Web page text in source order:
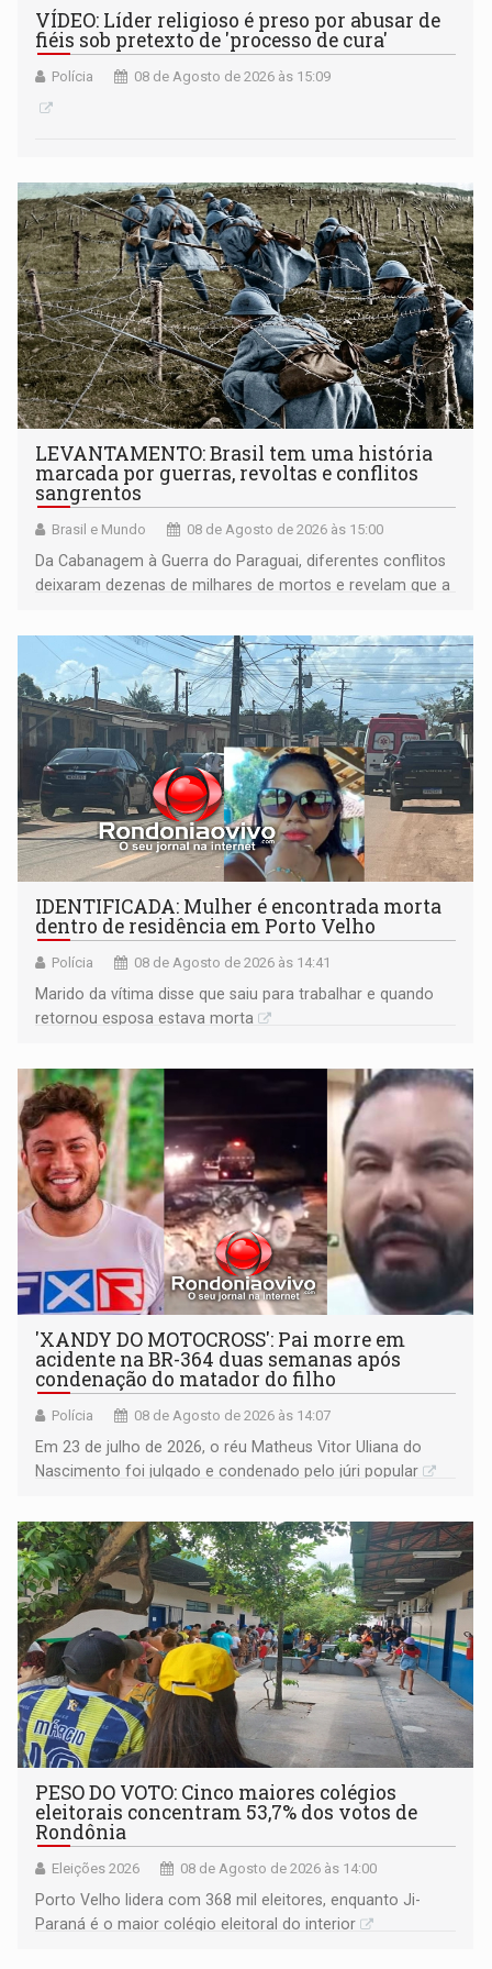
VÍDEO: Líder religioso é preso por abusar de
fiéis sob pretexto de 'processo de cura'
Polícia 08 de Agosto de 2026 às 15:09
LEVANTAMENTO: Brasil tem uma história
marcada por guerras, revoltas e conflitos
sangrentos
Brasil e Mundo 08 de Agosto de 2026 às 15:00
Da Cabanagem à Guerra do Paraguai, diferentes conflitos
deixaram dezenas de milhares de mortos e revelam que a
territoriais e sociais
IDENTIFICADA: Mulher é encontrada morta
dentro de residência em Porto Velho
Polícia 08 de Agosto de 2026 às 14:41
Marido da vítima disse que saiu para trabalhar e quando
retornou esposa estava morta
'XANDY DO MOTOCROSS': Pai morre em
acidente na BR-364 duas semanas após
condenação do matador do filho
Polícia 08 de Agosto de 2026 às 14:07
Em 23 de julho de 2026, o réu Matheus Vitor Uliana do
Nascimento foi julgado e condenado pelo júri popular
PESO DO VOTO: Cinco maiores colégios
eleitorais concentram 53,7% dos votos de
Rondônia
Eleições 2026 08 de Agosto de 2026 às 14:00
Porto Velho lidera com 368 mil eleitores, enquanto Ji-
Paraná é o maior colégio eleitoral do interior